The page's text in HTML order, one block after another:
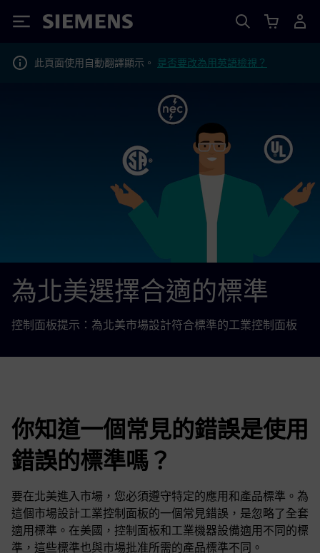
Siemens
此頁面使用自動翻譯顯示。 是否要改為用英語檢視？
為北美選擇合適的標準
控制面板提示：為北美市場設計符合標準的工業控制面板
你知道一個常見的錯誤是使用
錯誤的標準嗎？
要在北美進入市場，您必須遵守特定的應用和產品標準。為
這個市場設計工業控制面板的一個常見錯誤，是忽略了全套
適用標準。在美國，控制面板和工業機器設備適用不同的標
準，這些標準也與市場批准所需的產品標準不同。